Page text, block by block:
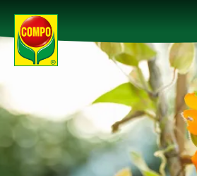
Conseil